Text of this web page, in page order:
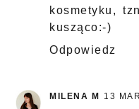
kosmetyku,
kusząco:-)
Odpowiedz
MILENA M 13